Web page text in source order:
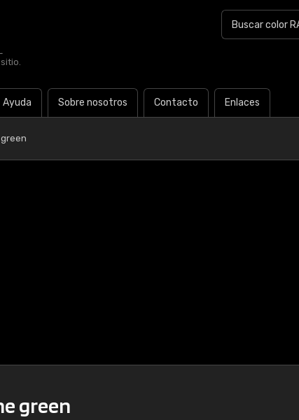
Ayuda Sobre nosotros Contacto Enlaces
green
green